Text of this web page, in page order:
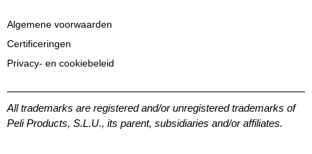
Algemene voorwaarden
Certificeringen
Privacy- en cookiebeleid
All trademarks are registered and/or unregistered trademarks of
Peli Products, S.L.U., its parent, subsidiaries and/or affiliates.